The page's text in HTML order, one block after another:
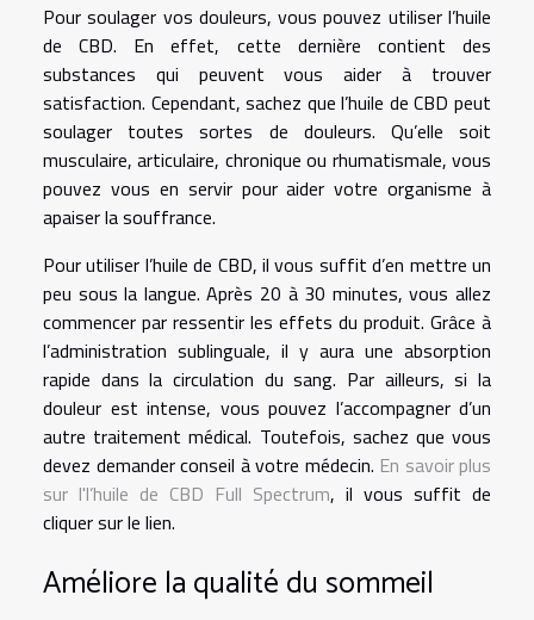
Pour soulager vos douleurs, vous pouvez utiliser l’huile
de CBD. En effet, cette dernière contient des
substances qui peuvent vous aider à trouver
satisfaction. Cependant, sachez que l’huile de CBD peut
soulager toutes sortes de douleurs. Qu’elle soit
musculaire, articulaire, chronique ou rhumatismale, vous
pouvez vous en servir pour aider votre organisme à
apaiser la souffrance.
Pour utiliser l’huile de CBD, il vous suffit d’en mettre un
peu sous la langue. Après 20 à 30 minutes, vous allez
commencer par ressentir les effets du produit. Grâce à
l’administration sublinguale, il y aura une absorption
rapide dans la circulation du sang. Par ailleurs, si la
douleur est intense, vous pouvez l’accompagner d’un
autre traitement médical. Toutefois, sachez que vous
devez demander conseil à votre médecin. En savoir plus
sur l'l’huile de CBD Full Spectrum, il vous suffit de
cliquer sur le lien.
Améliore la qualité du sommeil